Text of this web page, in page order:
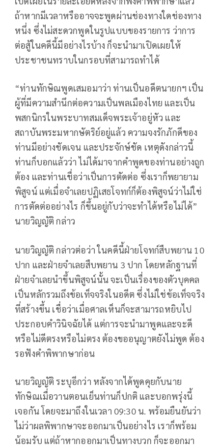
ถ้าหากมีเวลาหรืออาจจะพูดผ่านช่องทางใดช่องทาง
หนึ่ง ซึ่งไม่สะดวกพูดในรูปแบบของรายการ ว่าการ
ต่อสู้ในคดีนี้มีอย่างไรบ้าง ก็จะนำมาเปิดเผยให้
ประชาชนทราบในกรอบที่สามารถทำได้
“ท่านทักษิณพูดเสมอมาว่า ท่านเป็นอดีตนายกฯ เป็น
ผู้ที่มีความสำนึกต่อความเป็นพลเมืองไทย และเป็น
พสกนิกรในพระบาทสมเด็จพระเจ้าอยู่หัว และ
สถาบันพระมหากษัตริย์อยู่แล้ว ความจงรักภักดีของ
ท่านมีอย่างชัดเจน และประจักษ์ชัด เหตุดังกล่าวนี้
ท่านก็บอกแล้วว่า ไม่ได้มาจากคำพูดของท่านอย่างถูก
ต้อง และท่านเชื่อว่าเป็นการตัดต่อ ซึ่งเราก็พยายาม
พิสูจน์ แต่เมื่อจำเลยปฏิเสธโจทก์ก็ต้องพิสูจน์ว่าไม่ใช่
การตัดต่ออย่างไร ก็ขึ้นอยู่กับว่าจะทำได้หรือไม่ได้”
นายวิญญัติ กล่าว
นายวิญญัติ กล่าวต่อว่า ในคดีนี้ฝ่ายโจทก์สืบพยาน 10
ปาก และฝ่ายจำเลยสืบพยาน 3 ปาก โดยหลักฐานที่
ฝ่ายจำเลยนำขึ้นพิสูจน์นั้น จะเป็นเรื่องของตัวบุคคล
เป็นหลักรวมถึงข้อเท็จจริงในอดีต ซึ่งไม่ใช่ข้อเท็จจริง
ที่สร้างขึ้น เชื่อว่าเมื่อศาลเห็นก็จะสามารถหยิบไป
ประกอบคำวินิจฉัยได้ แต่การจะนำมาพูดและจะดี
หรือไม่ดีตรงหรือไม่ตรง ต้องขออนุญาตยังไม่พูด ต้อง
รอฟังคำพิพากษาก่อน
นายวิญญัติ ระบุอีกว่า หลังจากได้พูดคุยกับนาย
ทักษิณเมื่อวานตอนเย็นท่านก็ปกติ และบอกพรุ่งนี้
เจอกัน โดยจะมาถึงในเวลา 09:30 น. พร้อมยืนยันว่า
ไม่ว่าผลพิพากษาจะออกมาเป็นอย่างไร เราก็พร้อม
น้อมรับ แต่ถ้าหากออกมาเป็นทางบวก ก็จะออกมา